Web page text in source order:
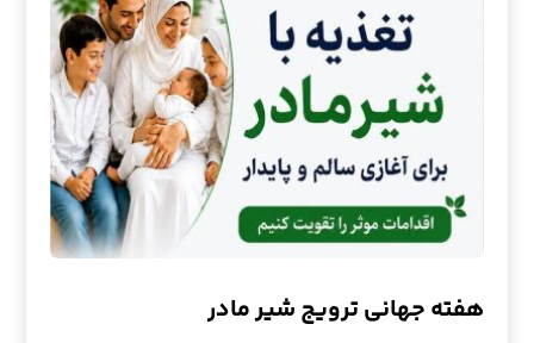
هفته جهانی ترویج شیر مادر